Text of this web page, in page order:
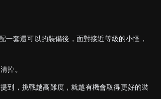
套還可以的裝備後，面對接近等級的小怪，
掉。
到，挑戰越高難度，就越有機會取得更好的裝